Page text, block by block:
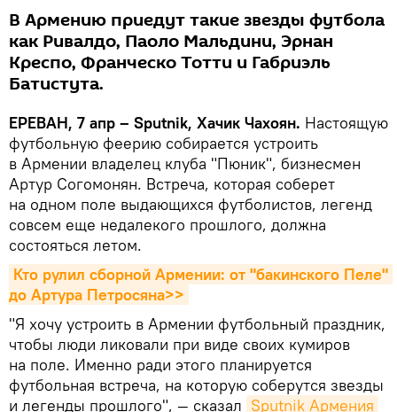
В Армению приедут такие звезды футбола
как Ривалдо, Паоло Мальдини, Эрнан
Креспо, Франческо Тотти и Габриэль
Батистута.
ЕРЕВАН, 7 апр – Sputnik, Хачик Чахоян. Настоящую
футбольную феерию собирается устроить
в Армении владелец клуба "Пюник", бизнесмен
Артур Согомонян. Встреча, которая соберет
на одном поле выдающихся футболистов, легенд
совсем еще недалекого прошлого, должна
состояться летом.
Кто рулил сборной Армении: от "бакинского Пеле"
до Артура Петросяна>>
"Я хочу устроить в Армении футбольный праздник,
чтобы люди ликовали при виде своих кумиров
на поле. Именно ради этого планируется
футбольная встреча, на которую соберутся звезды
и легенды прошлого", — сказал Sputnik Армения